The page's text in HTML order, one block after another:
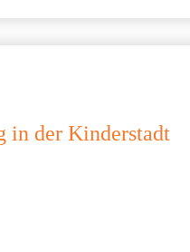
in der Kinderstadt